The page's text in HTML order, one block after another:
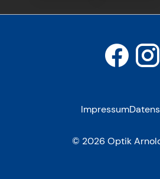
© 2026 Optik
Impressum